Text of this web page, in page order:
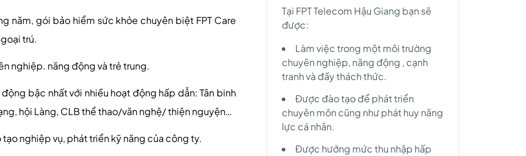
năm, gói bảo hiểm sức khỏe chuyên biệt FPT Care
trú.
nghiệp. năng động và trẻ trung.
bậc nhất với nhiều hoạt động hấp dẫn: Tân binh
hội Làng, CLB thể thao/văn nghệ/ thiện nguyện…
nghiệp vụ, phát triển kỹ năng của công ty.
Tại FPT Telecom Hậu Giang bạn sẽ
được:
Làm việc trong một môi trường
chuyên nghiệp, năng động , cạnh
tranh và đầy thách thức.
Được đào tạo để phát triển
chuyên môn cũng như phát huy năng
lực cá nhân.
Được hưởng mức thu nhập hấp